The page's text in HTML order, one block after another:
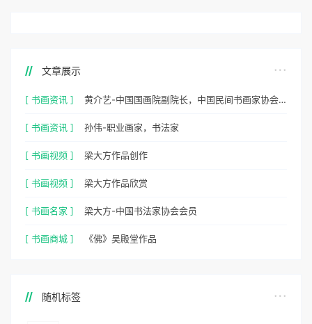
文章展示
[ 书画资讯 ] 黄介艺-中国国画院副院长，中国民间书画家协会副主席
[ 书画资讯 ] 孙伟-职业画家，书法家
[ 书画视频 ] 梁大方作品创作
[ 书画视频 ] 梁大方作品欣赏
[ 书画名家 ] 梁大方-中国书法家协会会员
[ 书画商城 ] 《佛》吴殿堂作品
随机标签